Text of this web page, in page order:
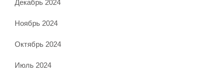
Декабрь 2024
Ноябрь 2024
Октябрь 2024
Июль 2024